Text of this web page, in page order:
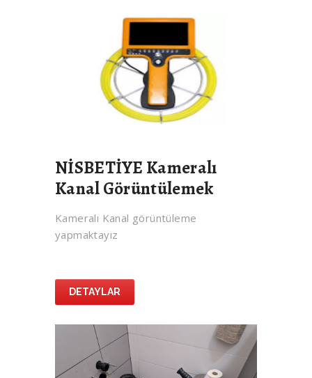
NİSBETİYE Kameralı
Kanal Görüntülemek
Kameralı Kanal görüntüleme
yapmaktayız
DETAYLAR